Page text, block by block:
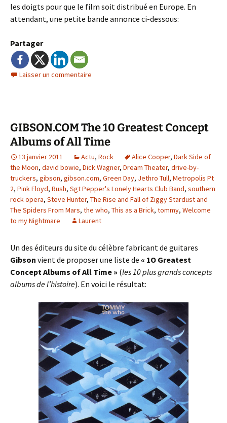
les doigts pour que le film soit distribué en Europe. En
attendant, une petite bande annonce ci-dessous:
Partager
Laisser un commentaire
GIBSON.COM The 10 Greatest Concept
Albums of All Time
13 janvier 2011 Actu, Rock Alice Cooper, Dark Side of
the Moon, david bowie, Dick Wagner, Dream Theater, drive-by-
truckers, gibson, gibson.com, Green Day, Jethro Tull, Metropolis Pt
2, Pink Floyd, Rush, Sgt Pepper's Lonely Hearts Club Band, southern
rock opera, Steve Hunter, The Rise and Fall of Ziggy Stardust and
The Spiders From Mars, the who, This as a Brick, tommy, Welcome
to my Nightmare
Laurent
Un des éditeurs du site du célèbre fabricant de guitares
Gibson vient de proposer une liste de « 1O Greatest
Concept Albums of All Time » (les 10 plus grands concepts
albums de l’histoire). En voici le résultat: